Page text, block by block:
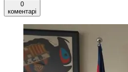
0
коментарі